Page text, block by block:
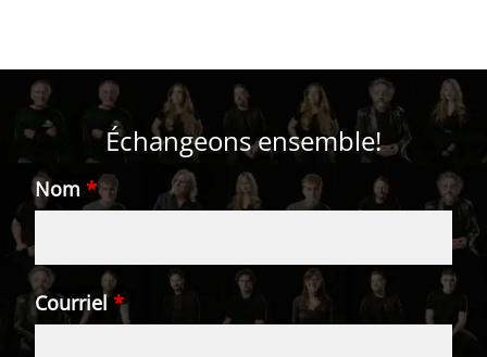
Échangeons ensemble!
Nom *
Courriel*